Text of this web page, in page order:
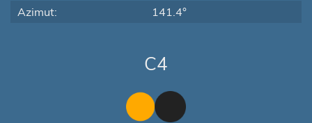
Azimut:
141.4°
C4